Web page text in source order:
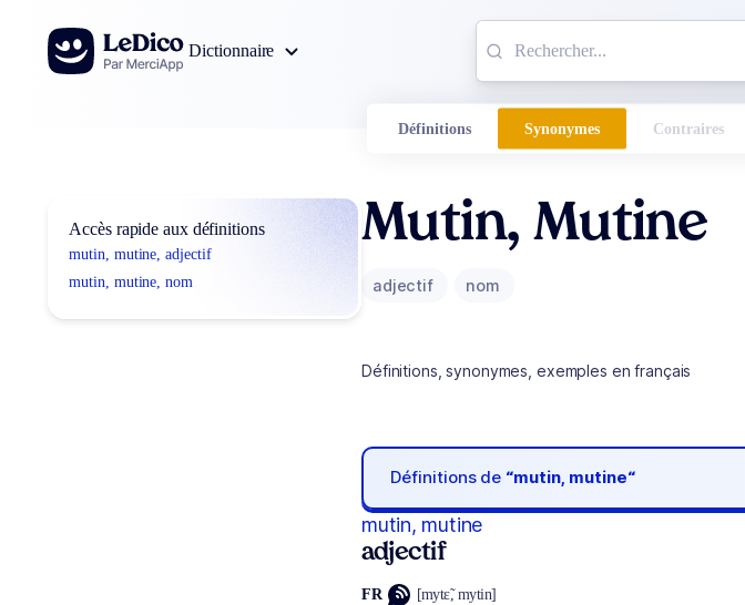
Aller au contenu
Dictionnaire
Définitions Synonymes Contraires
Accès rapide aux définitions
mutin, mutine, adjectif
mutin, mutine, nom
Mutin, Mutine
adjectif nom
Définitions, synonymes, exemples en français
Définitions de “mutin, mutine“
mutin, mutine
adjectif
FR [mytɛ̃, mytin]